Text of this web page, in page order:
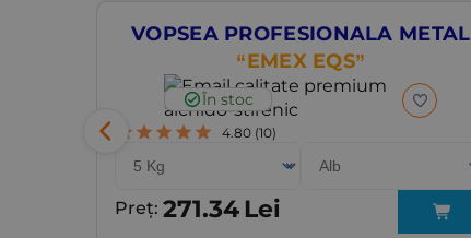
VOPSEA PROFESIONALA METAL
“EMEX EQS”
În stoc
4.80 (10)
Preț: 271.34 Lei